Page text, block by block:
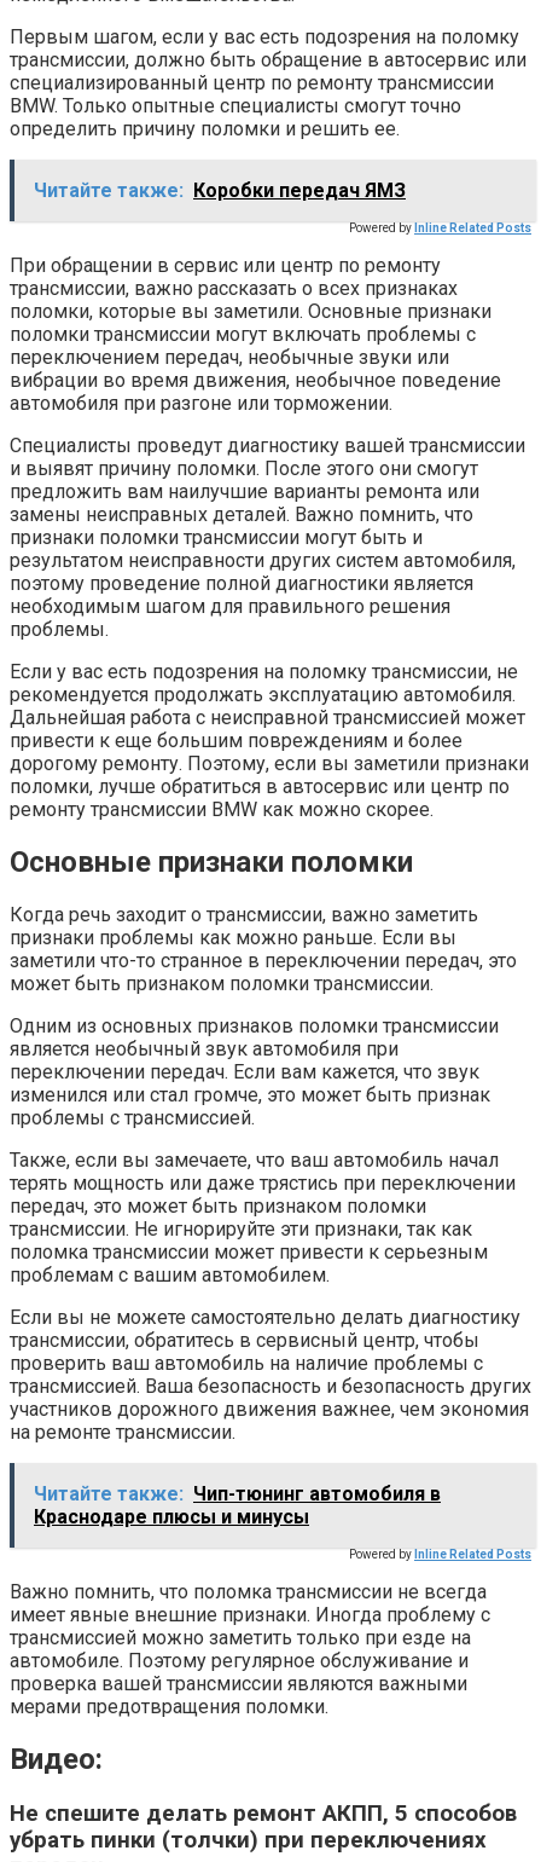
Первым шагом, если у вас есть подозрения на поломку
трансмиссии, должно быть обращение в автосервис или
специализированный центр по ремонту трансмиссии
BMW. Только опытные специалисты смогут точно
определить причину поломки и решить ее.
Читайте также: Коробки передач ЯМЗ
Powered by Inline Related Posts
При обращении в сервис или центр по ремонту
трансмиссии, важно рассказать о всех признаках
поломки, которые вы заметили. Основные признаки
поломки трансмиссии могут включать проблемы с
переключением передач, необычные звуки или
вибрации во время движения, необычное поведение
автомобиля при разгоне или торможении.
Специалисты проведут диагностику вашей трансмиссии
и выявят причину поломки. После этого они смогут
предложить вам наилучшие варианты ремонта или
замены неисправных деталей. Важно помнить, что
признаки поломки трансмиссии могут быть и
результатом неисправности других систем автомобиля,
поэтому проведение полной диагностики является
необходимым шагом для правильного решения
проблемы.
Если у вас есть подозрения на поломку трансмиссии, не
рекомендуется продолжать эксплуатацию автомобиля.
Дальнейшая работа с неисправной трансмиссией может
привести к еще большим повреждениям и более
дорогому ремонту. Поэтому, если вы заметили признаки
поломки, лучше обратиться в автосервис или центр по
ремонту трансмиссии BMW как можно скорее.
Основные признаки поломки
Когда речь заходит о трансмиссии, важно заметить
признаки проблемы как можно раньше. Если вы
заметили что-то странное в переключении передач, это
может быть признаком поломки трансмиссии.
Одним из основных признаков поломки трансмиссии
является необычный звук автомобиля при
переключении передач. Если вам кажется, что звук
изменился или стал громче, это может быть признак
проблемы с трансмиссией.
Также, если вы замечаете, что ваш автомобиль начал
терять мощность или даже трястись при переключении
передач, это может быть признаком поломки
трансмиссии. Не игнорируйте эти признаки, так как
поломка трансмиссии может привести к серьезным
проблемам с вашим автомобилем.
Если вы не можете самостоятельно делать диагностику
трансмиссии, обратитесь в сервисный центр, чтобы
проверить ваш автомобиль на наличие проблемы с
трансмиссией. Ваша безопасность и безопасность других
участников дорожного движения важнее, чем экономия
на ремонте трансмиссии.
Читайте также: Чип-тюнинг автомобиля в
Краснодаре плюсы и минусы
Powered by Inline Related Posts
Важно помнить, что поломка трансмиссии не всегда
имеет явные внешние признаки. Иногда проблему с
трансмиссией можно заметить только при езде на
автомобиле. Поэтому регулярное обслуживание и
проверка вашей трансмиссии являются важными
мерами предотвращения поломки.
Видео:
Не спешите делать ремонт АКПП, 5 способов
убрать пинки (толчки) при переключениях